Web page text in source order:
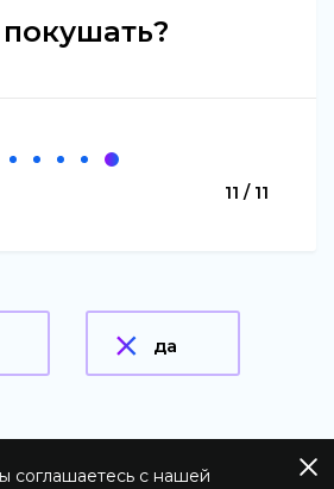
11 / 11
да
соглашаетесь с нашей